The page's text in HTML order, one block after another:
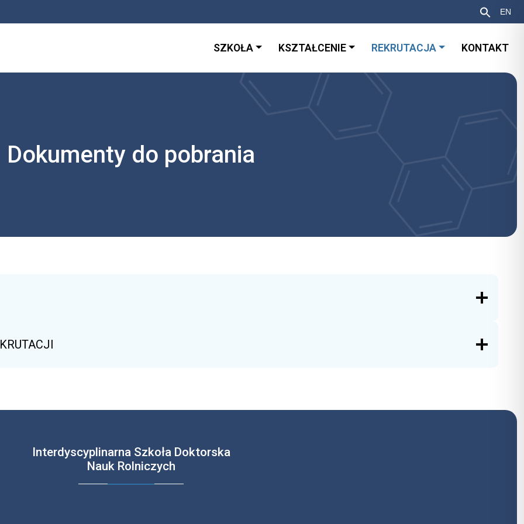
EN
SZKOŁA KSZTAŁCENIE REKRUTACJA KONTAKT
Dokumenty do pobrania
Interdyscyplinarna Szkoła Doktorska
Nauk Rolniczych